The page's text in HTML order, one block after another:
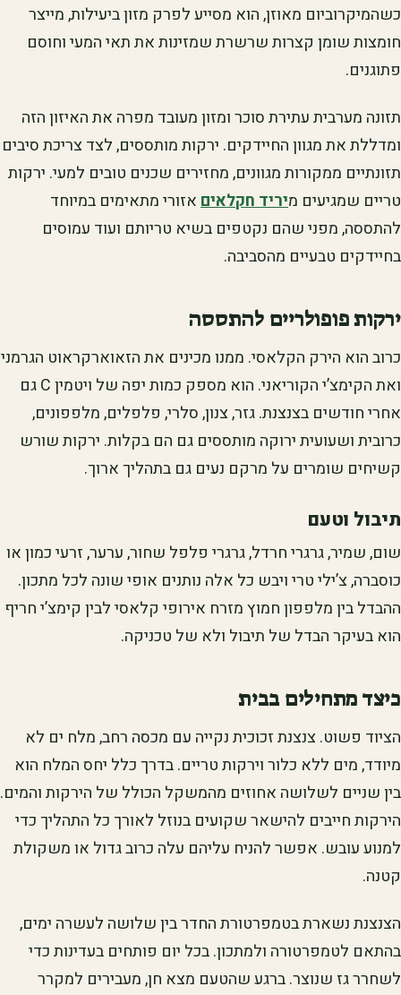
כשהמיקרוביום מאוזן, הוא מסייע לפרק מזון ביעילות, מייצר
חומצות שומן קצרות שרשרת שמזינות את תאי המעי וחוסם
פתוגנים.
תזונה מערבית עתירת סוכר ומזון מעובד מפרה את האיזון הזה
ומדללת את מגוון החיידקים. ירקות מותססים, לצד צריכת סיבים
תזונתיים ממקורות מגוונים, מחזירים שכנים טובים למעי. ירקות
טריים שמגיעים מיריד חקלאיםאזורי מתאימים במיוחד
להתססה, מפני שהם נקטפים בשיא טריותם ועוד עמוסים
בחיידקים טבעיים מהסביבה.
ירקות פופולריים להתססה
כרוב הוא הירק הקלאסי. ממנו מכינים את הזאוארקראוט הגרמני
ואת הקימצ’י הקוריאני. הוא מספק כמות יפה של ויטמין C גם
אחרי חודשים בצנצנת. גזר, צנון, סלרי, פלפלים, מלפפונים,
כרובית ושעועית ירוקה מותססים גם הם בקלות. ירקות שורש
קשיחים שומרים על מרקם נעים גם בתהליך ארוך.
תיבול וטעם
שום, שמיר, גרגרי חרדל, גרגרי פלפל שחור, ערער, זרעי כמון או
כוסברה, צ’ילי טרי ויבש כל אלה נותנים אופי שונה לכל מתכון.
ההבדל בין מלפפון חמוץ מזרח אירופי קלאסי לבין קימצ’י חריף
הוא בעיקר הבדל של תיבול ולא של טכניקה.
כיצד מתחילים בבית
הציוד פשוט. צנצנת זכוכית נקייה עם מכסה רחב, מלח ים לא
מיודד, מים ללא כלור וירקות טריים. בדרך כלל יחס המלח הוא
בין שניים לשלושה אחוזים מהמשקל הכולל של הירקות והמים.
הירקות חייבים להישאר שקועים בנוזל לאורך כל התהליך כדי
למנוע עובש. אפשר להניח עליהם עלה כרוב גדול או משקולת
קטנה.
הצנצנת נשארת בטמפרטורת החדר בין שלושה לעשרה ימים,
בהתאם לטמפרטורה ולמתכון. בכל יום פותחים בעדינות כדי
לשחרר גז שנוצר. ברגע שהטעם מצא חן, מעבירים למקרר